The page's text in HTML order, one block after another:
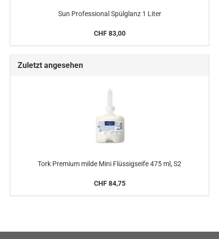
Sun Professional Spülglanz 1 Liter
CHF 83,00
Zuletzt angesehen
Tork Premium milde Mini Flüssigseife 475 ml, S2
CHF 84,75